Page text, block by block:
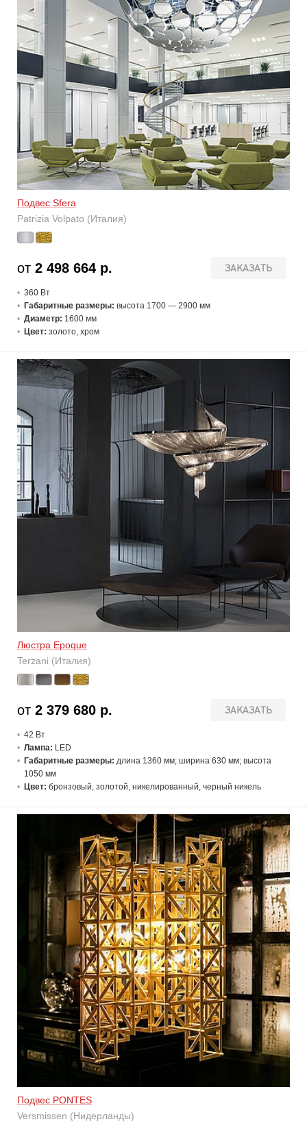
Подвес Sfera
Patrizia Volpato (Италия)
ЗАКАЗАТЬ
от 2 498 664 р.
360 Вт
Габаритные размеры: высота 1700 — 2900 мм
Диаметр: 1600 мм
Цвет: золото, хром
Люстра Epoque
Terzani (Италия)
ЗАКАЗАТЬ
от 2 379 680 р.
42 Вт
Лампа: LED
Габаритные размеры: длина 1360 мм; ширина 630 мм; высота
1050 мм
Цвет: бронзовый, золотой, никелированный, черный никель
Подвес PONTES
Versmissen (Нидерланды)